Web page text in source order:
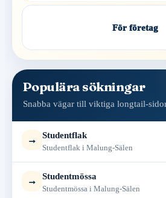
För företag
Populära sökningar
Snabba vägar till viktiga longtail-
→ Studentflak
Studentflak i Malung-Sälen
→ Studentmössa
Studentmössa i Malung-Sälen